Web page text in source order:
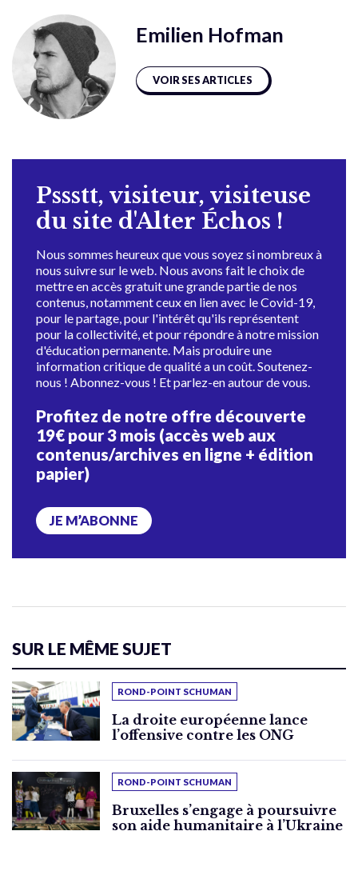
Emilien Hofman
VOIR SES ARTICLES
Pssstt, visiteur, visiteuse
du site d'Alter Échos !
Nous sommes heureux que vous soyez si nombreux à
nous suivre sur le web. Nous avons fait le choix de
mettre en accès gratuit une grande partie de nos
contenus, notamment ceux en lien avec le Covid-19,
pour le partage, pour l'intérêt qu'ils représentent
pour la collectivité, et pour répondre à notre mission
d'éducation permanente. Mais produire une
information critique de qualité a un coût. Soutenez-
nous ! Abonnez-vous ! Et parlez-en autour de vous.
Profitez de notre offre découverte
19€ pour 3 mois (accès web aux
contenus/archives en ligne + édition
papier)
JE M’ABONNE
SUR LE MÊME SUJET
ROND-POINT SCHUMAN
La droite européenne lance
l’offensive contre les ONG
ROND-POINT SCHUMAN
Bruxelles s’engage à poursuivre
son aide humanitaire à l’Ukraine